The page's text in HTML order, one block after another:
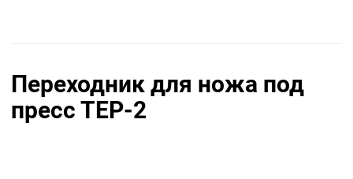
Переходник для ножа под
пресс ТЕР-2